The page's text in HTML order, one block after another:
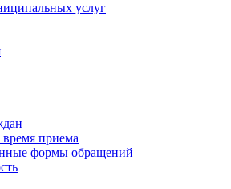
услуг
приема
формы обращений